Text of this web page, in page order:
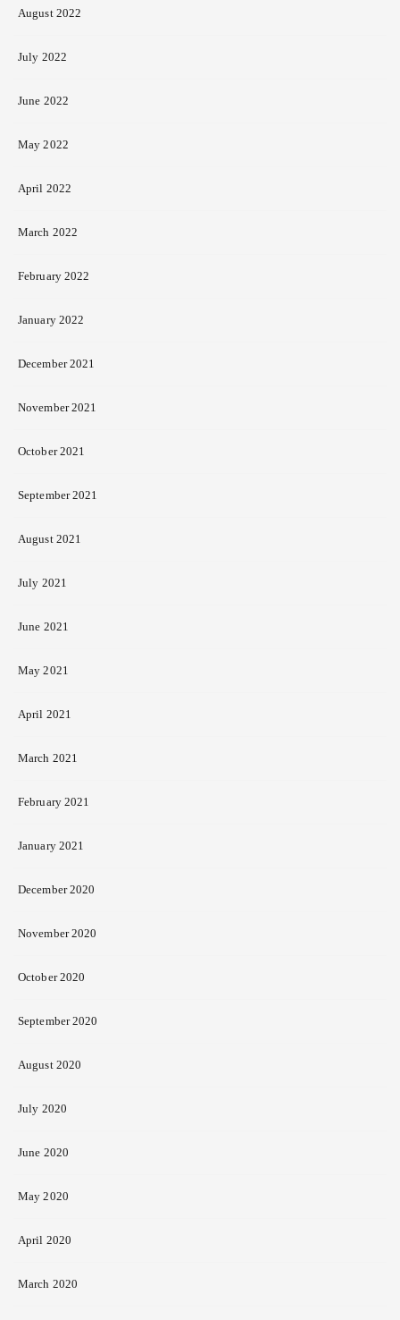
August 2022
July 2022
June 2022
May 2022
April 2022
March 2022
February 2022
January 2022
December 2021
November 2021
October 2021
September 2021
August 2021
July 2021
June 2021
May 2021
April 2021
March 2021
February 2021
January 2021
December 2020
November 2020
October 2020
September 2020
August 2020
July 2020
June 2020
May 2020
April 2020
March 2020